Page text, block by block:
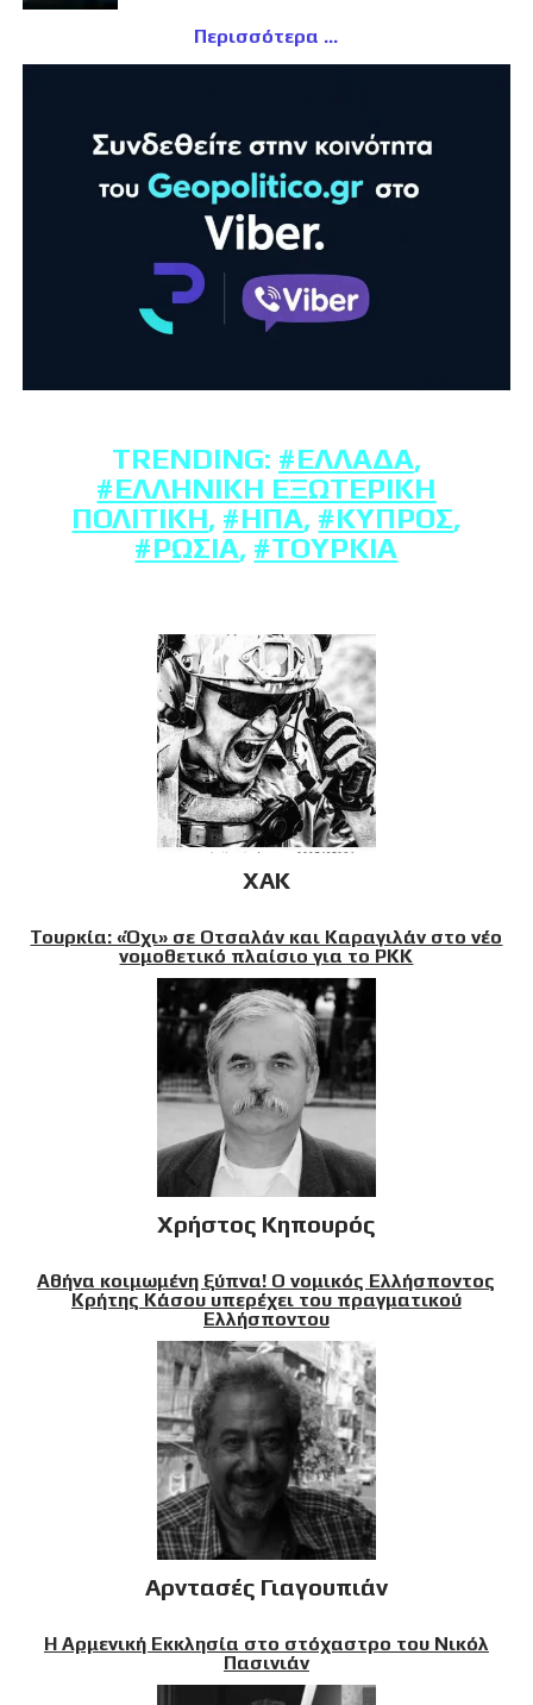
Περισσότερα
TRENDING: #ΕΛΛΆΔΑ,
#ΕΛΛΗΝΙΚΉ ΕΞΩΤΕΡΙΚΉ
ΠΟΛΙΤΙΚΉ, #ΗΠΑ, #ΚΎΠΡΟΣ,
#ΡΩΣΊΑ, #ΤΟΥΡΚΊΑ
XAK
Τουρκία: «Όχι» σε Οτσαλάν και Καραγιλάν στο νέο
νομοθετικό πλαίσιο για το PKK
Χρήστος Κηπουρός
Αθήνα κοιμωμένη ξύπνα! Ο νομικός Ελλήσποντος
Κρήτης Κάσου υπερέχει του πραγματικού
Ελλήσποντου
Αρντασές Γιαγουπιάν
Η Αρμενική Εκκλησία στο στόχαστρο του Νικόλ
Πασινιάν